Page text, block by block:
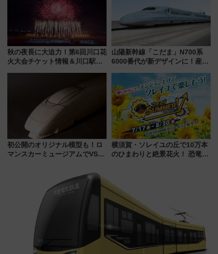
秋の夜長に大迫力！第6回川口花
火大会チケット情報＆川口駅か
山陽新幹線「こだま」N700系
6000番代が新デザインに！産学
用は今冬から
初公開のオリジナル模型も！ロ
マンスカーミュージアムでVSE
横須賀・ソレイユの丘で10万本
のひまわりと絶景花火！ 恐竜や
7月17日～開催）